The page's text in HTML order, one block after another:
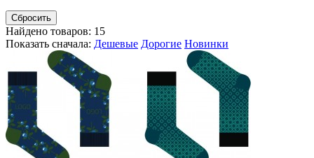
Сбросить
Найдено товаров: 15
Показать сначала: Дешевые Дорогие Новинки